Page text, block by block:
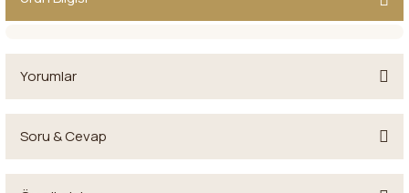
Yorumlar
Soru & Cevap